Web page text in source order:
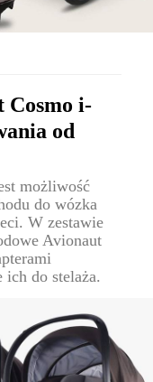
Cosmo i-
od
możliwość
do wózka
W zestawie
Avionaut
do stelaża.